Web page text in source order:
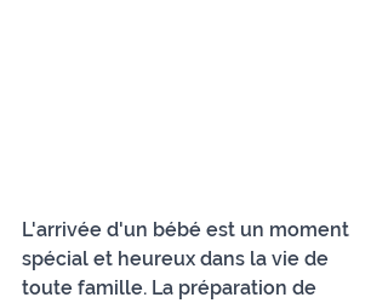
L'arrivée d'un bébé est un moment
spécial et heureux dans la vie de
toute famille. La préparation de